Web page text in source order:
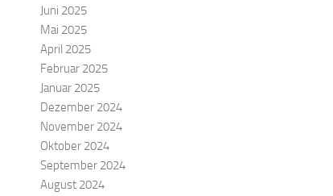
Juni 2025
Mai 2025
April 2025
Februar 2025
Januar 2025
Dezember 2024
November 2024
Oktober 2024
September 2024
August 2024